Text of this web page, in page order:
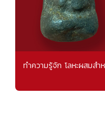
ทำความรู้จัก โลหะผสมสำ